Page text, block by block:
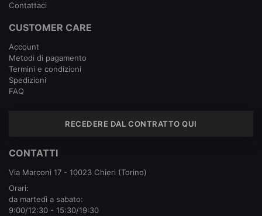
Contattaci
CUSTOMER CARE
Account
Metodi di pagamento
Termini e condizioni
Spedizioni
FAQ
RECEDERE DAL CONTRATTO QUI
CONTATTI
Via Marconi 17 - 10023 Chieri (Torino)
Orari:
da martedì a sabato:
9:00/12:30 - 15:30/19:30